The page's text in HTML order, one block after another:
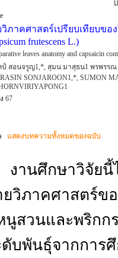
วิภาคศาสตร์เปรียบเทียบข
frutescens L.)
leaves anatomy and capsaicin
ป์ สอนจรูญ1,*, สุมน มาสุธน1 พรพรร
SONJAROON1,*, SUMON
67
แสดงบทความทั้งหมดของฉบับ
งานศึกษาวิจัยนี้
ยวิภาคศาสตร์ข
นูสวนและพริกก
ดับพันธุ์จากการ